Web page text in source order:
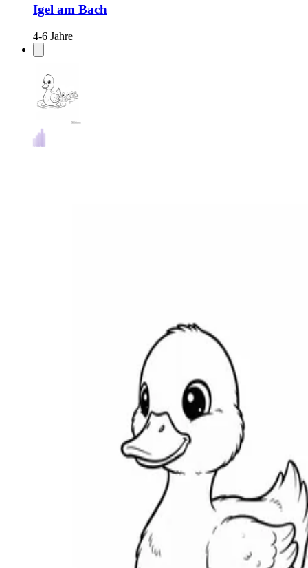
Igel am Bach
4-6 Jahre